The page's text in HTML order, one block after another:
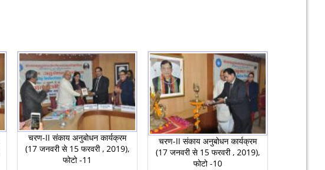
चरण-II संकाय अनुबोधन कार्यक्रम
(17 जनवरी से 15 फरवरी , 2019),
फोटो -11
चरण-II संकाय अनुबोधन कार्यक्रम
(17 जनवरी से 15 फरवरी , 2019),
फोटो -10